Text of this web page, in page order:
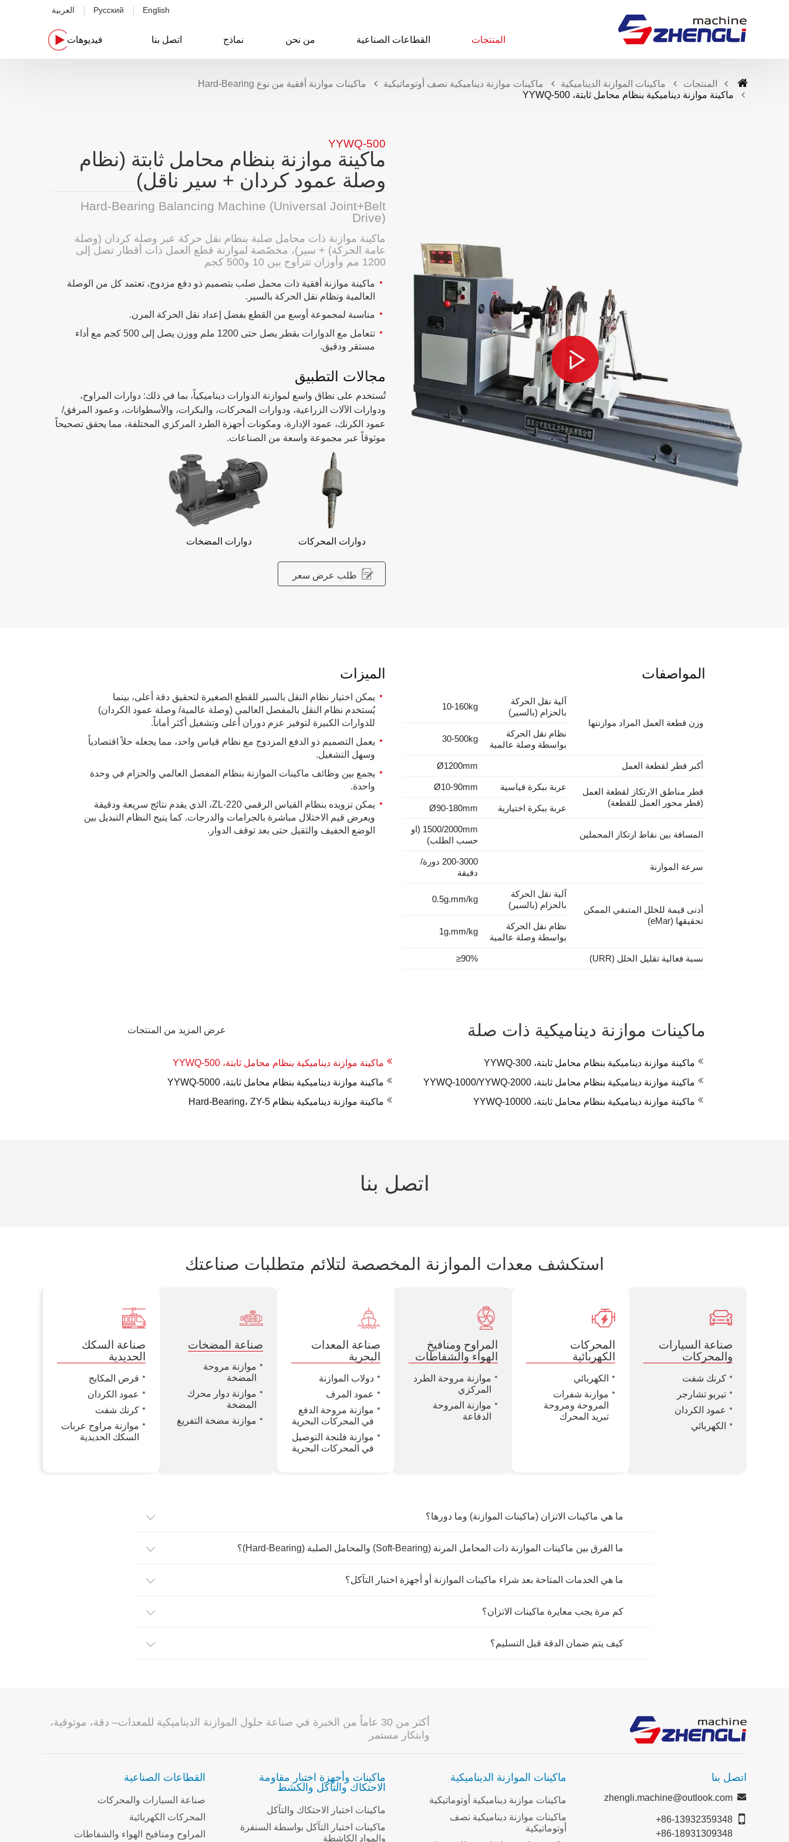
English
Русский العربية
المنتجات القطاعات الصناعية من نحن نماذج اتصل بنا فيديوهات
المنتجات ماكينات الموازنة الديناميكية ماكينات موازنة ديناميكية نصف أوتوماتيكية
ماكينات موازنة أفقية من نوع Hard-Bearing
ماكينة موازنة ديناميكية بنظام محامل ثابتة، YYWQ-500
YYWQ-500
ماكينة موازنة بنظام محامل ثابتة (نظام
وصلة عمود كردان + سير ناقل)
Hard-Bearing Balancing Machine (Universal Joint+Belt
Drive)
ماكينة موازنة ذات محامل صلبة بنظام نقل حركة عبر وصلة كردان (وصلة
عامة الحركة) + سير)، مخصّصة لموازنة قطع العمل ذات أقطار تصل إلى
1200 مم وأوزان تتراوح بين 10 و500 كجم
ماكينة موازنة أفقية ذات محمل صلب بتصميم ذو دفع مزدوج، تعتمد كل من الوصلة
العالمية ونظام نقل الحركة بالسير.
مناسبة لمجموعة أوسع من القطع بفضل إعداد نقل الحركة المرن.
تتعامل مع الدوارات بقطر يصل حتى 1200 ملم ووزن يصل إلى 500 كجم مع أداء
مستقر ودقيق.
مجالات التطبيق
تُستخدم على نطاق واسع لموازنة الدوارات ديناميكياً، بما في ذلك: دوارات المراوح،
ودوارات الآلات الزراعية، ودوارات المحركات، والبكرات، والأسطوانات، وعمود المرفق/
عمود الكرنك، عمود الإدارة، ومكونات أجهزة الطرد المركزي المختلفة، مما يحقق تصحيحاً
موثوقاً عبر مجموعة واسعة من الصناعات.
دوارات المحركات دوارات المضخات
طلب عرض سعر
المواصفات
وزن قطعة العمل المراد موازنتها
آلية نقل الحركة
بالحزام (بالسير)
10-160kg
نظام نقل الحركة
بواسطة وصلة عالمية
30-500kg
أكبر قطر لقطعة العمل Ø1200mm
قطر مناطق الارتكاز لقطعة العمل
(قطر محور العمل للقطعة)
عربة ببكرة قياسية Ø10-90mm
عربة ببكرة اختيارية Ø90-180mm
المسافة بين نقاط ارتكاز المحملين
1500/2000mm (او
حسب الطلب)
سرعة الموازنة
200-3000 دورة/
دقيقة
أدنى قيمة للخلل المتبقي الممكن
تحقيقها (eMar)
آلية نقل الحركة
بالحزام (بالسير)
0.5g.mm/kg
نظام نقل الحركة
بواسطة وصلة عالمية
1g.mm/kg
نسبة فعالية تقليل الخلل (URR) ≥90%
الميزات
يمكن اختيار نظام النقل بالسير للقطع الصغيرة لتحقيق دقة أعلى، بينما
يُستخدم نظام النقل بالمفصل العالمي (وصلة عالمية/ وصلة عمود الكردان)
للدوارات الكبيرة لتوفير عزم دوران أعلى وتشغيل أكثر أماناً.
يعمل التصميم ذو الدفع المزدوج مع نظام قياس واحد، مما يجعله حلاً اقتصادياً
وسهل التشغيل.
يجمع بين وظائف ماكينات الموازنة بنظام المفصل العالمي والحزام في وحدة
واحدة.
يمكن تزويده بنظام القياس الرقمي ZL-220، الذي يقدم نتائج سريعة ودقيقة
ويعرض قيم الاختلال مباشرة بالجرامات والدرجات. كما يتيح النظام التبديل بين
الوضع الخفيف والثقيل حتى بعد توقف الدوار.
ماكينات موازنة ديناميكية ذات صلة عرض المزيد من المنتجات
ماكينة موازنة ديناميكية بنظام محامل ثابتة، YYWQ-300
ماكينة موازنة ديناميكية بنظام محامل ثابتة، YYWQ-500
ماكينة موازنة ديناميكية بنظام محامل ثابتة، YYWQ-1000/YYWQ-2000
ماكينة موازنة ديناميكية بنظام محامل ثابتة، YYWQ-5000
ماكينة موازنة ديناميكية بنظام محامل ثابتة، YYWQ-10000
ماكينة موازنة ديناميكية بنظام Hard-Bearing، ZY-5
اتصل بنا
استكشف معدات الموازنة المخصصة لتلائم متطلبات صناعتك
صناعة السيارات
والمحركات
كرنك شفت
تيربو تشارجر
عمود الكردان
الكهربائي
المحركات
الكهربائية
الكهربائي
موازنة شفرات
المروحة ومروحة
تبريد المحرك
المراوح ومنافيخ
الهواء والشفاطات
موازنة مروحة الطرد
المركزي
موازنة المروحة
الدفاعة
صناعة المعدات
البحرية
دولاب الموازنة
عمود المرف
موازنة مروحة الدفع
في المحركات البحرية
موازنة فلنجة التوصيل
في المحركات البحرية
صناعة المضخات
موازنة مروحة
المضخة
موازنة دوار محرك
المضخة
موازنة مضخة التفريغ
صناعة السكك
الحديدية
قرص المكابح
عمود الكردان
كرنك شفت
موازنة مراوح عربات
السكك الحديدية
ما هي ماكينات الاتزان (ماكينات الموازنة) وما دورها؟
ما الفرق بين ماكينات الموازنة ذات المحامل المرنة (Soft-Bearing) والمحامل الصلبة (Hard-Bearing)؟
ما هي الخدمات المتاحة بعد شراء ماكينات الموازنة أو أجهزة اختبار التآكل؟
كم مرة يجب معايرة ماكينات الاتزان؟
كيف يتم ضمان الدقة قبل التسليم؟
أكثر من 30 عاماً من الخبرة في صناعة حلول الموازنة الديناميكية للمعدات– دقة، موثوقية،
وابتكار مستمر
اتصل بنا
zhengli.machine@outlook.com
+86-13932359348
+86-18931309348
ماكينات الموازنة الديناميكية
ماكينات موازنة ديناميكية أوتوماتيكية
ماكينات موازنة ديناميكية نصف
أوتوماتيكية
ماكينات وأجهزة اختبار مقاومة
الاحتكاك والتآكل والكشط
ماكينات اختبار الاحتكاك والتآكل
ماكينات اختبار التآكل بواسطة السنفرة
والمواد الكاشطة
القطاعات الصناعية
صناعة السيارات والمحركات
المحركات الكهربائية
المراوح ومنافيخ الهواء والشفاطات